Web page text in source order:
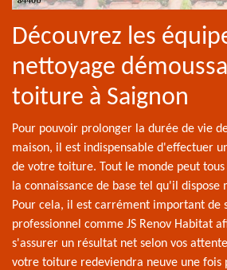
Découvrez les
nettoyage
toiture à Saignon
Pour pouvoir prolonger la durée de vie
maison, il est indispensable d'effectuer
de votre toiture. Tout le monde peut
la connaissance de base tel qu'il dispose
Pour cela, il est carrément important de
professionnel comme JS Renov Habitat
s'assurer un résultat net selon vos
votre toiture redeviendra neuve une fois